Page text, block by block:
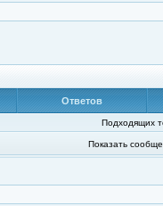
Ответов
Подходящих
Показать